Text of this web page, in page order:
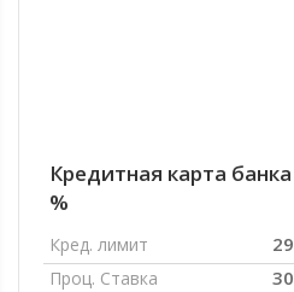
Кредитная карта
%
Кред. лимит
Проц. Ставка